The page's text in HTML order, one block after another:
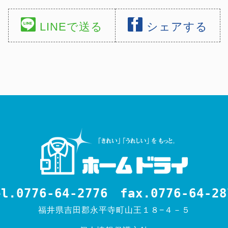
LINEで送る シェアする
64-2776 fax.0776-64-
福井県吉田郡永平寺町山王１８−４－５